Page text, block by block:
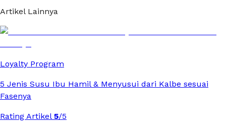
Artikel Lainnya
Loyalty Program
5 Jenis Susu Ibu Hamil & Menyusui dari Kalbe sesuai
Fasenya
Rating Artikel 5/5